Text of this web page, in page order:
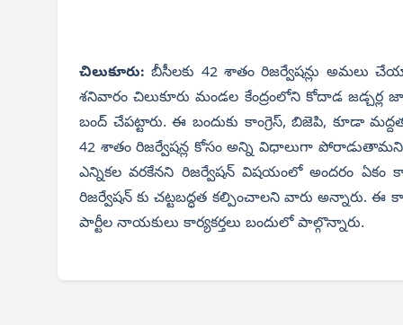
చిలుకూరు: బీసీలకు 42 శాతం రిజర్వేషన్లు అమలు
శనివారం చిలుకూరు మండల కేంద్రంలోని కోదాడ
బంద్ చేపట్టారు. ఈ బందుకు కాంగ్రెస్, బిజెపి, కూడా
42 శాతం రిజర్వేషన్ల కోసం అన్ని విధాలుగా
ఎన్నికల వరకేనని రిజర్వేషన్ విషయంలో అందరం
రిజర్వేషన్ కు చట్టబద్ధత కల్పించాలని వారు అన్నారు. ఈ
పార్టీల నాయకులు కార్యకర్తలు బందులో పాల్గొన్నారు.